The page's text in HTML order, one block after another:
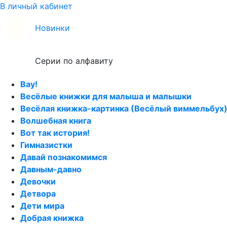
В личный кабинет
Новинки
Серии по алфавиту
Вау!
Весёлые книжки для малыша и малышки
Весёлая книжка-картинка (Весёлый виммельбух)
Волшебная книга
Вот так история!
Гимназистки
Давай познакомимся
Давным-давно
Девочки
Детвора
Дети мира
Добрая книжка